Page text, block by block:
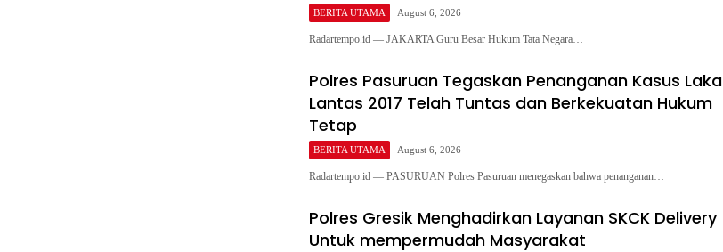
BERITA UTAMA August 6, 2026
Radartempo.id — JAKARTA Guru Besar Hukum Tata Negara…
Polres Pasuruan Tegaskan Penanganan Kasus Laka
Lantas 2017 Telah Tuntas dan Berkekuatan Hukum
Tetap
BERITA UTAMA August 6, 2026
Radartempo.id — PASURUAN Polres Pasuruan menegaskan bahwa penanganan…
Polres Gresik Menghadirkan Layanan SKCK Delivery
Untuk mempermudah Masyarakat